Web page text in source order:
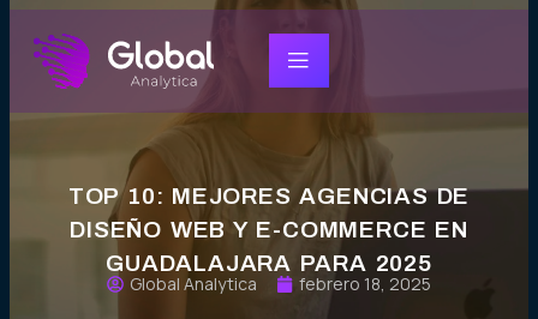
TOP 10: MEJORES AGENCIAS DE
DISEÑO WEB Y E-COMMERCE EN
GUADALAJARA PARA 2025
Global Analytica febrero 18, 2025